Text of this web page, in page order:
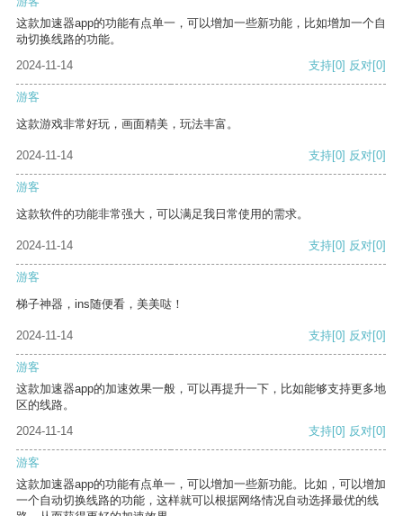
这款加速器app的功能有点单一，可以增加一些新功能，比如增加一个自
动切换线路的功能。
2024-11-14
支持[0] 反对[0]
游客
这款游戏非常好玩，画面精美，玩法丰富。
2024-11-14 支持[0] 反对[0]
游客
这款软件的功能非常强大，可以满足我日常使用的需求。
2024-11-14 支持[0] 反对[0]
游客
梯子神器，ins随便看，美美哒！
2024-11-14 支持[0] 反对[0]
游客
这款加速器app的加速效果一般，可以再提升一下，比如能够支持更多地
区的线路。
2024-11-14
支持[0] 反对[0]
游客
这款加速器app的功能有点单一，可以增加一些新功能。比如，可以增加
一个自动切换线路的功能，这样就可以根据网络情况自动选择最优的线